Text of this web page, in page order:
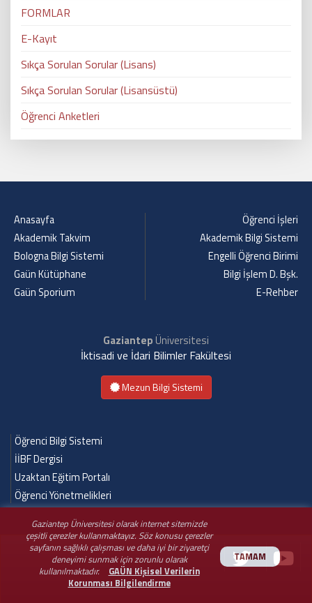
Gaziantep Üniversitesi olarak internet sitemizde
çeşitli çerezler kullanmaktayız. Söz konusu çerezler
sayfanın sağlıklı çalışması ve daha iyi bir ziyaretçi
deneyimi sunmak için zorunlu olarak
kullanılmaktadır.
GAÜN Kişisel Verilerin
Korunması Bilgilendirme
TAMAM
FORMLAR
E-Kayıt
Sıkça Sorulan Sorular (Lisans)
Sıkça Sorulan Sorular (Lisansüstü)
Öğrenci Anketleri
Anasayfa
Akademik Takvim
Bologna Bilgi Sistemi
Gaün Kütüphane
Gaün Sporium
Öğrenci İşleri
Akademik Bilgi Sistemi
Engelli Öğrenci Birimi
Bilgi İşlem D. Bşk.
E-Rehber
GaziantepÜniversitesi
İktisadi ve İdari Bilimler Fakültesi
Mezun Bilgi Sistemi
Öğrenci Bilgi Sistemi
İİBF Dergisi
Uzaktan Eğitim Portalı
Öğrenci Yönetmelikleri